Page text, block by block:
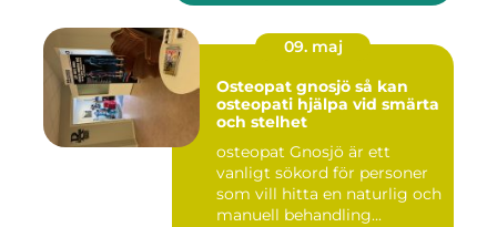
09. maj
Osteopat gnosjö så kan
osteopati hjälpa vid smärta
och stelhet
osteopat Gnosjö är ett
vanligt sökord för personer
som vill hitta en naturlig och
manuell behandling...